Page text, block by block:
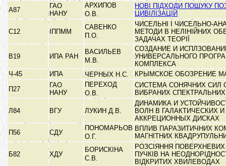
А87
ГАО
НАНУ
АРХИПОВ
О.В.
НОВІ ПІДХОДИ ПОШУКУ
ЦИВІЛІЗАЦІЙ
С12 ІППММ
САВЕНКО
П.О.
ЧИСЕЛЬНІ І ЧИСЕЛЬНО-
МЕТОДИ В НЕЛІНІЙНИХ
ЗАДАЧАХ ТЕОРІЇ
В19 ИПА РАН
ВАСИЛЬЕВ
М.В.
СОЗДАНИЕ И
УНИВЕРСАЛЬНОГО
КОМПЛЕКСА
Ч-45
ИПА ЧЕРНЫХ Н.С.
КРЫМСКОЕ ОБОЗРЕНИЕ
П27
ГАО
НАНУ
ПЕРЕХОД
О.В.
СИСТЕМА СОНЯЧНИХ СИЛ
ВИБРАНИХ СПЕКТРАЛЬНИХ
Л84 ВГУ ЛУКИН Д.В.
ДИНАМИКА И
ВОЛН В ГАЛАКТИЧЕСКИХ И
АККРЕЦИОННЫХ ДИСКАХ
П56
СДУ
ПОНОМАРЬОВ
О.Г.
ВПЛИВ ПАРАЗИТИЧНИХ
МАГНІТНИХ
Б82 ХДУ
БОРИСКІНА
С.В.
РОЗСІЯННЯ
ПУЧКІВ НА
ВІДКРИТИХ ХВИЛЕВОДАХ